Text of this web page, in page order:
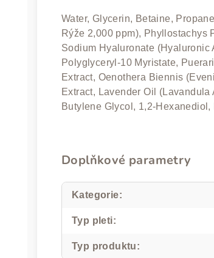
Water, Glycerin, Betaine,
Rýže 2,000 ppm), Phyllostachys
Sodium Hyaluronate (Hyaluronic
Polyglyceryl-10 Myristate,
Extract, Oenothera Biennis
Extract, Lavender Oil
Butylene Glycol, 1,2-
Doplňkové parametry
Kategorie:
Typ pleti:
Typ produktu: